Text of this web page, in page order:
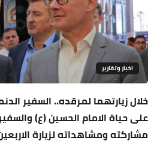
اخبار وتقارير
خلال زيارتهما لمرقده.. السفير
على حياة الامام الحسين (ع)
مشاركته ومشاهداته لزيارة